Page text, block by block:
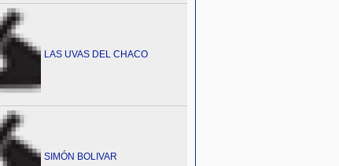
LAS UVAS DEL CHACO
SIMÓN BOLIVAR